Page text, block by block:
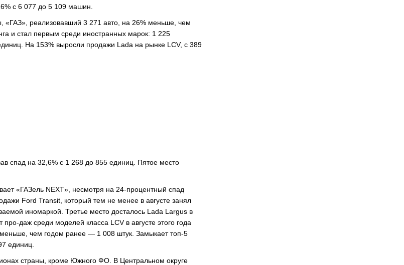
с 6 077 до 5 109 машин.
«ГАЗ», реализовавший 3 271 авто, на 26% меньше, чем
и стал первым среди иностранных марок: 1 225
На 153% выросли продажи Lada на рынке LCV, с 389
спад на 32,6% с 1 268 до 855 единиц. Пятое место
«ГАЗель NEXT», несмотря на 24-процентный спад
Ford Transit, который тем не менее в августе занял
иномаркой. Третье место досталось Lada Largus в
даж среди моделей класса LCV в августе этого года
чем годом ранее — 1 008 штук. Замыкает топ-5
единиц.
страны, кроме Южного ФО. В Центральном округе